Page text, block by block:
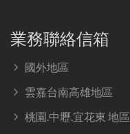
業務聯絡信箱
國外地區
雲嘉台南高雄地區
桃園.中壢.宜花東 地區